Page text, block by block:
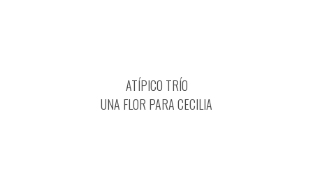
ATÍPICO TRÍO
UNA FLOR PARA CECILIA